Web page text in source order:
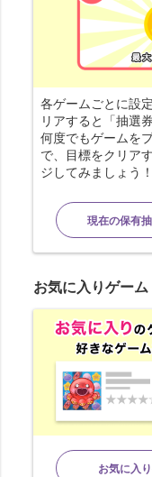
各ゲームごとに設
リアすると「抽選
何度でもゲームを
で、目標をクリア
ジしてみましょう！
現在の保有
お気に入りゲーム
お気に入